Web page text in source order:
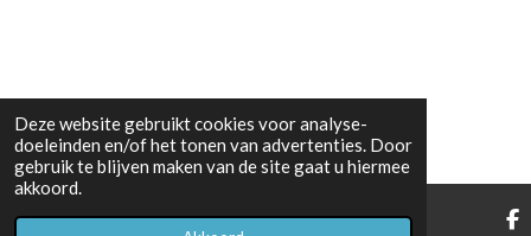
Deze website gebruikt cookies voor analyse-
doeleinden en/of het tonen van advertenties. Door
gebruik te blijven maken van de site gaat u hiermee
akkoord.